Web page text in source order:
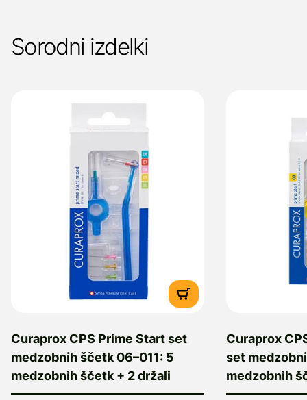
Sorodni izdelki
Curaprox CPS Prime Start set
medzobnih ščetk 06–011: 5
medzobnih ščetk + 2 držali
Curaprox
set
medzobnih